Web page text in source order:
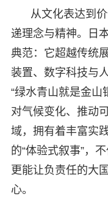
从文化表达到
递理念与精神。日
典范：它超越传统
装置、数字科技与
“绿水青山就是金山
对气候变化、推动
域，拥有着丰富实
的“体验式叙事”，
更能让负责任的大
心。